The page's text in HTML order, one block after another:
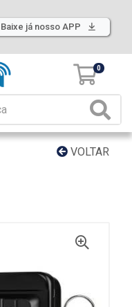
Baixe já nosso APP
0
VOLTAR